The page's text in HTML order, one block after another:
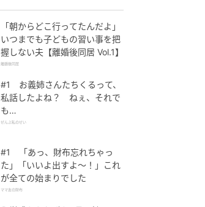
「朝からどこ行ってたんだよ」
いつまでも子どもの習い事を把
握しない夫【離婚後同居 Vol.1】
離婚後同居
#1 お義姉さんたちくるって、
私話したよね？ ねぇ、それで
も…
ぜんぶ私のせい
#1 「あっ、財布忘れちゃっ
た」「いいよ出すよ〜！」これ
が全ての始まりでした
ママ友の財布